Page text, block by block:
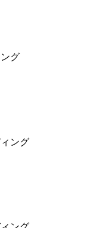
グ
ング